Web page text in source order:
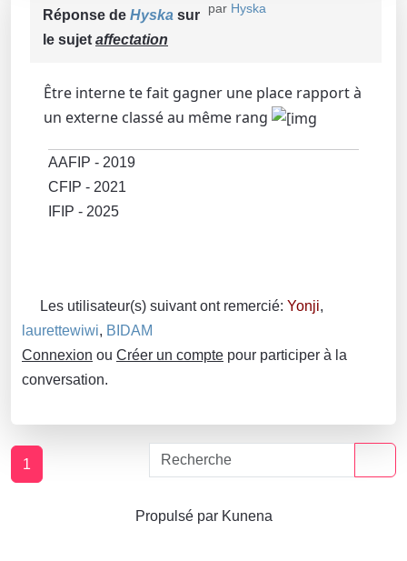
par Hyska
Réponse de Hyska sur
le sujet affectation
Être interne te fait gagner une place rapport à
un externe classé au même rang
AAFIP - 2019
CFIP - 2021
IFIP - 2025
Les utilisateur(s) suivant ont remercié: Yonji,
laurettewiwi, BIDAM
Connexion ou Créer un compte pour participer à la
conversation.
1
Propulsé par Kunena